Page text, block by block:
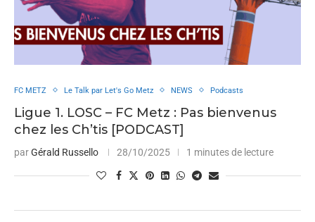
FC METZ Le Talk par Let's Go Metz NEWS Podcasts
Ligue 1. LOSC – FC Metz : Pas bienvenus
chez les Ch’tis [PODCAST]
parGérald Russello 28/10/2025 1 minutes de lecture